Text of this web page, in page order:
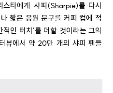
스타에게 샤피(Sharpie)를 다시
짧은 응원 문구를 커피 컵에 적
인 터치’를 더할 것이라는 그의
뷰에서 약 20만 개의 샤피 펜을